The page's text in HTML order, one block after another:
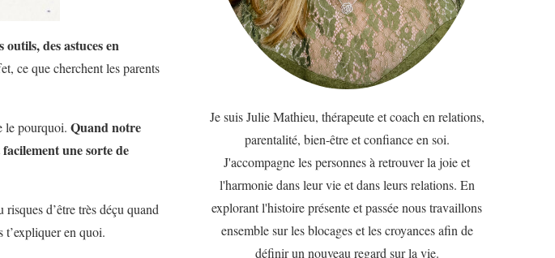
des astuces en
ce que cherchent les parents
le pourquoi. Quand notre
une sorte de
d’être très déçu quand
t’expliquer en quoi.
Je suis Julie Mathieu, thérapeute et coach en relations,
parentalité, bien-être et confiance en soi.
J'accompagne les personnes à retrouver la joie et
l'harmonie dans leur vie et dans leurs relations. En
explorant l'histoire présente et passée nous travaillons
ensemble sur les blocages et les croyances afin de
définir un nouveau regard sur la vie.